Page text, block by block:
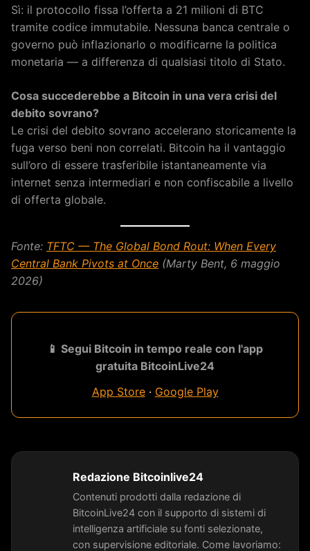
Sì: il protocollo fissa l’offerta a 21 milioni di BTC
tramite codice immutabile. Nessuna banca centrale o
governo può inflazionarlo o modificarne la politica
monetaria — a differenza di qualsiasi titolo di Stato.
Cosa succederebbe a Bitcoin in una vera crisi del
debito sovrano?
Le crisi del debito sovrano accelerano storicamente la
fuga verso beni non correlati. Bitcoin ha il vantaggio
sull’oro di essere trasferibile istantaneamente via
internet senza intermediari e non confiscabile a livello
di offerta globale.
Fonte: TFTC — The Global Bond Rout: When Every
Central Bank Pivots at Once (Marty Bent, 6 maggio
2026)
📱 Segui Bitcoin in tempo reale con l'app
gratuita BitcoinLive24
App Store· Google Play
Redazione Bitcoinlive24
Contenuti prodotti dalla redazione di
BitcoinLive24 con il supporto di sistemi di
intelligenza artificiale su fonti selezionate,
con supervisione editoriale. Come lavoriamo: